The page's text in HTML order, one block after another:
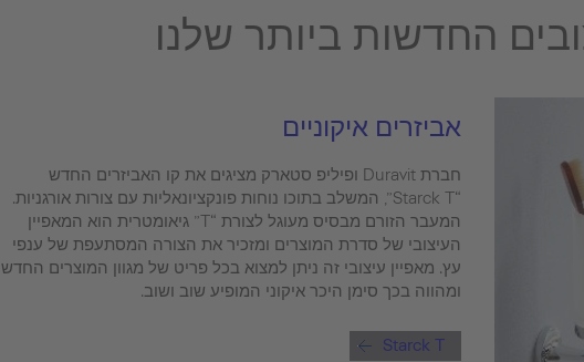
החדשות ביותר שלנו
אביזרים איקוניים
חברת Duravit ופיליפ סטארק מציגים את קו האביזרים החדש
“Starck T”, המשלב בתוכו נוחות פונקציונאליות עם צורות אורגניות.
המעבר הזורם מבסיס מעוגל לצורת “T” גיאומטרית הוא המאפיין
העיצובי של סדרת המוצרים ומזכיר את הצורה המסתעפת של ענפי
עץ. מאפיין עיצובי זה ניתן למצוא בכל פריט של מגוון המוצרים החדש
ומהווה בכך סימן היכר איקוני המופיע שוב ושוב.
Starck T